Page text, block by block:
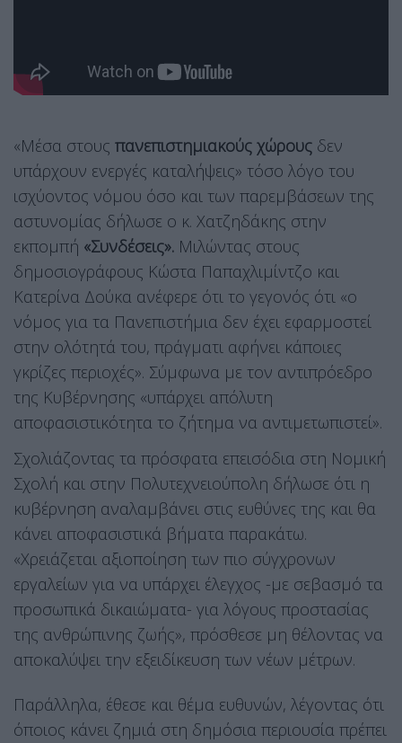
«Μέσα στους πανεπιστημιακούς χώρους δεν
υπάρχουν ενεργές καταλήψεις» τόσο λόγο του
ισχύοντος νόμου όσο και των παρεμβάσεων της
αστυνομίας δήλωσε ο κ. Χατζηδάκης στην
εκπομπή «Συνδέσεις». Μιλώντας στους
δημοσιογράφους Κώστα Παπαχλιμίντζο και
Κατερίνα Δούκα ανέφερε ότι το γεγονός ότι «ο
νόμος για τα Πανεπιστήμια δεν έχει εφαρμοστεί
στην ολότητά του, πράγματι αφήνει κάποιες
γκρίζες περιοχές». Σύμφωνα με τον αντιπρόεδρο
της Κυβέρνησης «υπάρχει απόλυτη
αποφασιστικότητα το ζήτημα να αντιμετωπιστεί».
Σχολιάζοντας τα πρόσφατα επεισόδια στη Νομική
Σχολή και στην Πολυτεχνειούπολη δήλωσε ότι η
κυβέρνηση αναλαμβάνει στις ευθύνες της και θα
κάνει αποφασιστικά βήματα παρακάτω.
«Χρειάζεται αξιοποίηση των πιο σύγχρονων
εργαλείων για να υπάρχει έλεγχος -με σεβασμό τα
προσωπικά δικαιώματα- για λόγους προστασίας
της ανθρώπινης ζωής», πρόσθεσε μη θέλοντας να
αποκαλύψει την εξειδίκευση των νέων μέτρων.
Παράλληλα, έθεσε και θέμα ευθυνών, λέγοντας ότι
όποιος κάνει ζημιά στη δημόσια περιουσία πρέπει